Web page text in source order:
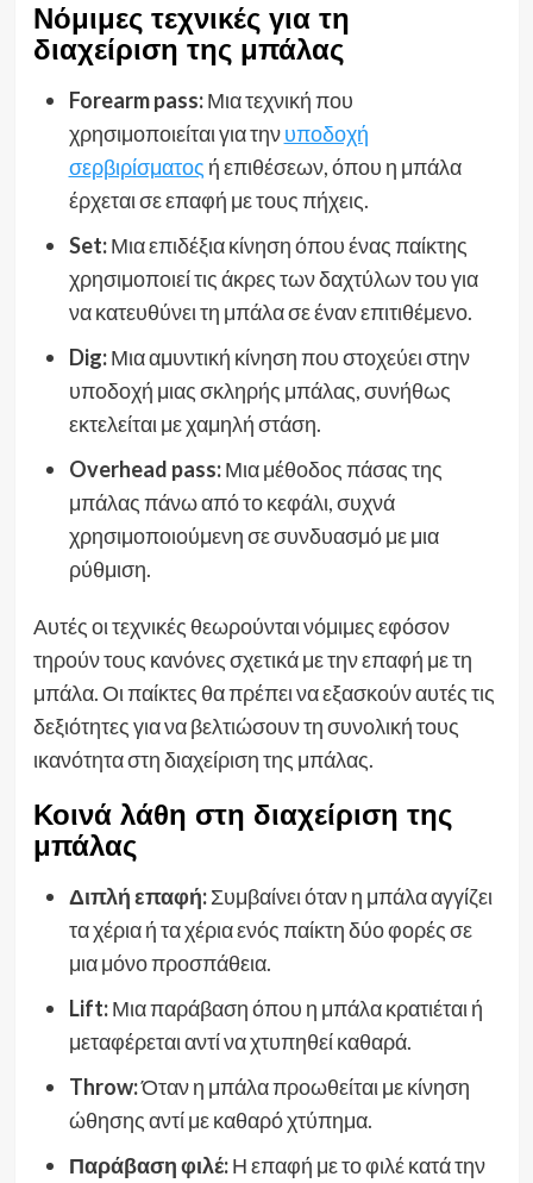
Νόμιμες τεχνικές για τη
διαχείριση της μπάλας
Forearm pass:Μια τεχνική που
χρησιμοποιείται για τηνυποδοχή
σερβιρίσματος ή επιθέσεων, όπου η μπάλα
έρχεται σε επαφή με τους πήχεις.
Set:Μια επιδέξια κίνηση όπου ένας παίκτης
χρησιμοποιεί τις άκρες των δαχτύλων του για
να κατευθύνει τη μπάλα σε έναν επιτιθέμενο.
Dig:Μια αμυντική κίνηση που στοχεύει στην
υποδοχή μιας σκληρής μπάλας, συνήθως
εκτελείται με χαμηλή στάση.
Overhead pass:Μια μέθοδος πάσας της
μπάλας πάνω από το κεφάλι, συχνά
χρησιμοποιούμενη σε συνδυασμό με μια
ρύθμιση.
Αυτές οι τεχνικές θεωρούνται νόμιμες εφόσον
τηρούν τους κανόνες σχετικά με την επαφή με τη
μπάλα. Οι παίκτες θα πρέπει να εξασκούν αυτές τις
δεξιότητες για να βελτιώσουν τη συνολική τους
ικανότητα στη διαχείριση της μπάλας.
Κοινά λάθη στη διαχείριση της
μπάλας
Διπλή επαφή:Συμβαίνει όταν η μπάλα αγγίζει
τα χέρια ή τα χέρια ενός παίκτη δύο φορές σε
μια μόνο προσπάθεια.
Lift:Μια παράβαση όπου η μπάλα κρατιέται ή
μεταφέρεται αντί να χτυπηθεί καθαρά.
Throw:Όταν η μπάλα προωθείται με κίνηση
ώθησης αντί με καθαρό χτύπημα.
Παράβαση φιλέ:Η επαφή με το φιλέ κατά την